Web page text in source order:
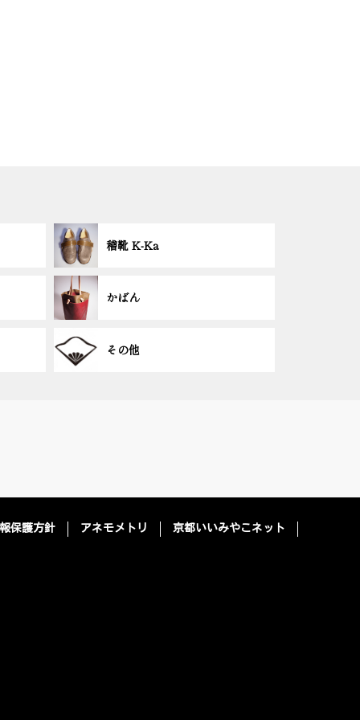
稽靴 K-Ka
かばん
その他
保護方針 アネモメトリ 京都いいみやこネット